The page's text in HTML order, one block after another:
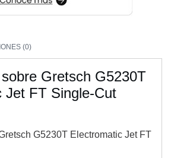
(0)
Gretsch G5230T
Jet FT Single-Cut
G5230T Electromatic Jet FT